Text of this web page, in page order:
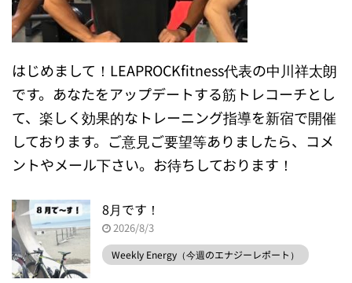
はじめまして！LEAPROCKfitness代表の中川祥太朗
です。あなたをアップデートする筋トレコーチとし
て、楽しく効果的なトレーニング指導を新宿で開催
しております。ご意見ご要望等ありましたら、コメ
ントやメール下さい。お待ちしております！
8月です！
2026/8/3
Weekly Energy（今週のエナジーレポート）